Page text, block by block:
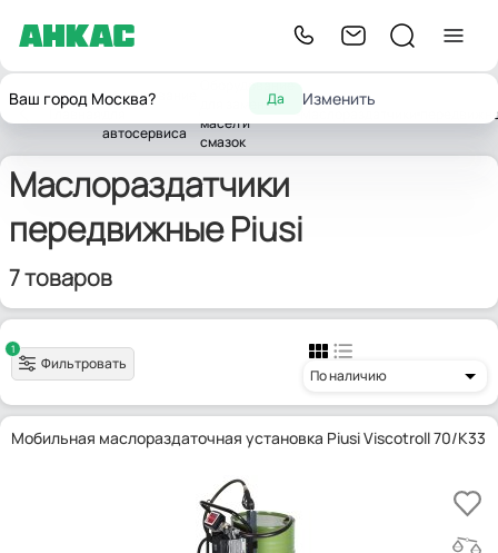
Ваш город Москва? Да Изменить
Главная
Оборудование
автосервиса
для замены
масел и
смазок
Маслораздатчики
передвижные Piusi
7 товаров
1
Фильтровать
По наличию
Мобильная маслораздаточная установка Piusi Viscotroll 70/K33